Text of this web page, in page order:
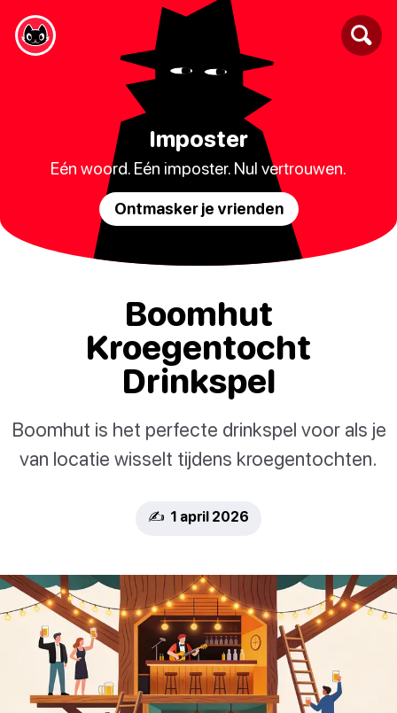
Imposter
Eén woord. Eén imposter. Nul vertrouwen.
Ontmasker je vrienden
Boomhut
Kroegentocht
Drinkspel
Boomhut is het perfecte drinkspel voor als je
van locatie wisselt tijdens kroegentochten.
✍️ 1 april 2026